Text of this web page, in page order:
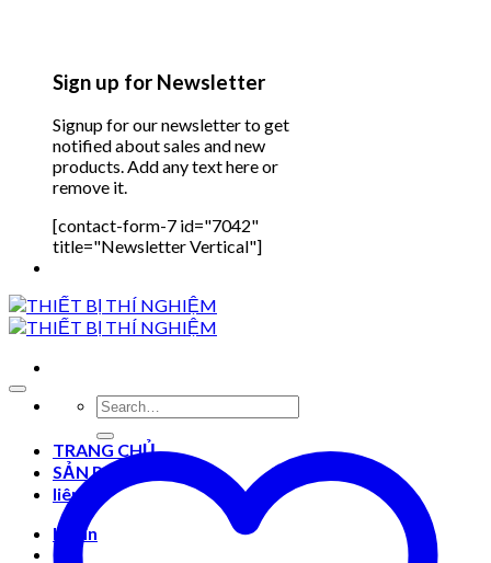
Sign up for Newsletter
Signup for our newsletter to get
notified about sales and new
products. Add any text here or
remove it.
[contact-form-7 id="7042"
title="Newsletter Vertical"]
Search
for:
TRANG CHỦ
SẢN PHẨM
liên hệ
Login